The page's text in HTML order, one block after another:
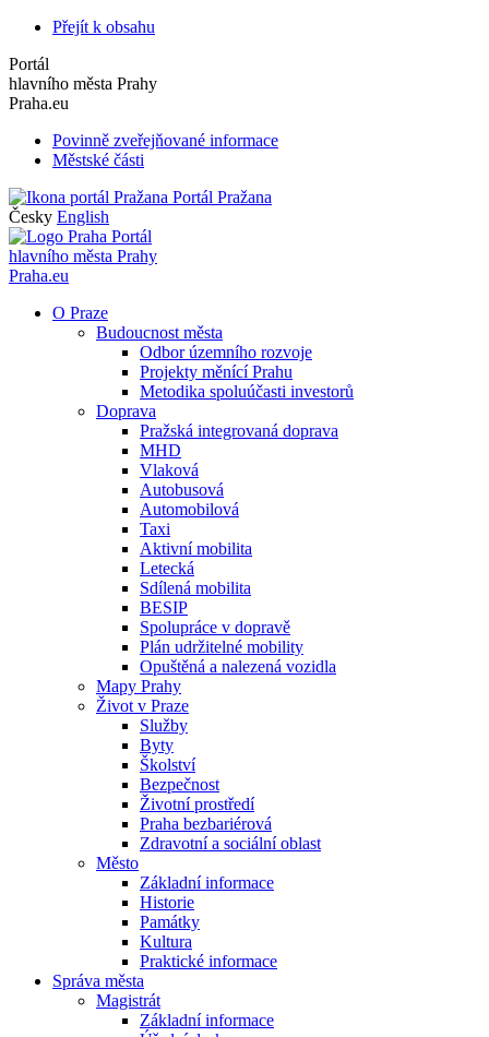
Přejít k obsahu
Portál
hlavního města Prahy
Praha.eu
Povinně zveřejňované informace
Městské části
Portál Pražana
Česky English
Portál
hlavního města Prahy
Praha.eu
O Praze
Budoucnost města
Odbor územního rozvoje
Projekty měnící Prahu
Metodika spoluúčasti investorů
Doprava
Pražská integrovaná doprava
MHD
Vlaková
Autobusová
Automobilová
Taxi
Aktivní mobilita
Letecká
Sdílená mobilita
BESIP
Spolupráce v dopravě
Plán udržitelné mobility
Opuštěná a nalezená vozidla
Mapy Prahy
Život v Praze
Služby
Byty
Školství
Bezpečnost
Životní prostředí
Praha bezbariérová
Zdravotní a sociální oblast
Město
Základní informace
Historie
Památky
Kultura
Praktické informace
Správa města
Magistrát
Základní informace